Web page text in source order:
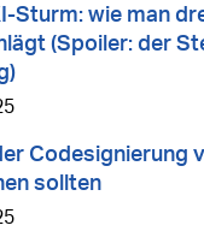
Sturm: wie man
(Spoiler: der
Codesignierung
sollten